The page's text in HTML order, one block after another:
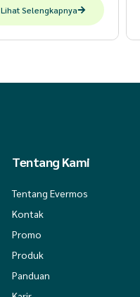
Lihat Selengkapnya
Tentang Kami
Tentang Evermos
Kontak
Promo
Produk
Panduan